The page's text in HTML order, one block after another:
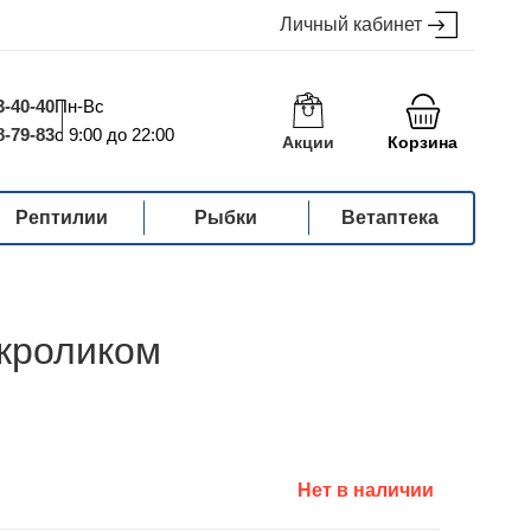
Личный кабинет
40-40
79-83
Пн-Вс
с 9:00 до 22:00
Акции Корзина
Рептилии Рыбки Ветаптека
Нет в наличии